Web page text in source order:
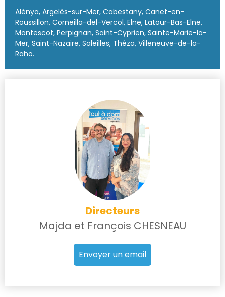
Alénya, Argelès-sur-Mer, Cabestany, Canet-en-
Roussillon, Corneilla-del-Vercol, Elne, Latour-Bas-Elne,
Montescot, Perpignan, Saint-Cyprien, Sainte-Marie-la-
Mer, Saint-Nazaire, Saleilles, Théza, Villeneuve-de-la-
Raho.
Directeurs
Majda et François CHESNEAU
Envoyer un email